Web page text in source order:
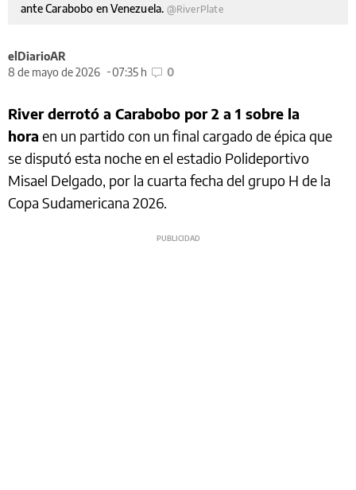
ante Carabobo en Venezuela. @RiverPlate
elDiarioAR
8 de mayo de 2026
07:35 h 0
River derrotó a Carabobo por 2 a 1 sobre la
hora en un partido con un final cargado de épica que
se disputó esta noche en el estadio Polideportivo
Misael Delgado, por la cuarta fecha del grupo H de la
Copa Sudamericana 2026.